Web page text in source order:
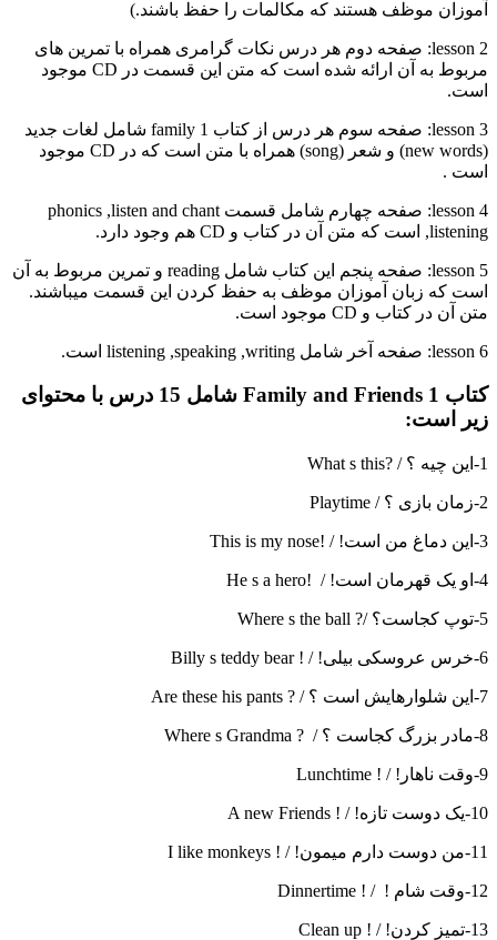
آموزان موظف هستند که مکالمات را حفظ باشند.)
lesson 2: صفحه دوم هر درس نکات گرامری همراه با تمرین های
مربوط به آن ارائه شده است که متن این قسمت در CD موجود
است.
lesson 3: صفحه سوم هر درس از کتاب family 1 شامل لغات جدید
(new words) و شعر (song) همراه با متن است که در CD موجود
است .
lesson 4: صفحه چهارم شامل قسمت phonics ,listen and chant
,listening است که متن آن در کتاب و CD هم وجود دارد.
lesson 5: صفحه پنجم این کتاب شامل reading و تمرین مربوط به آن
است که زبان آموزان موظف به حفظ کردن این قسمت میباشند.
متن آن در کتاب و CD موجود است.
lesson 6: صفحه آخر شامل listening ,speaking ,writing است.
کتاب Family and Friends 1 شامل 15 درس با محتوای
زیر است:
1-این چیه ؟ / ?What s this
2-زمان بازی ؟ / Playtime
3-این دماغ من است! / !This is my nose
4-او یک قهرمان است! / !He s a hero
5-توپ کجاست؟ /? Where s the ball
6-خرس عروسکی بیلی! / ! Billy s teddy bear
7-این شلوارهایش است ؟ / ? Are these his pants
8-مادر بزرگ کجاست ؟ / ? Where s Grandma
9-وقت ناهار! / ! Lunchtime
10-یک دوست تازه! / ! A new Friends
11-من دوست دارم میمون! / ! I like monkeys
12-وقت شام ! / ! Dinnertime
13-تمیز کردن! / ! Clean up